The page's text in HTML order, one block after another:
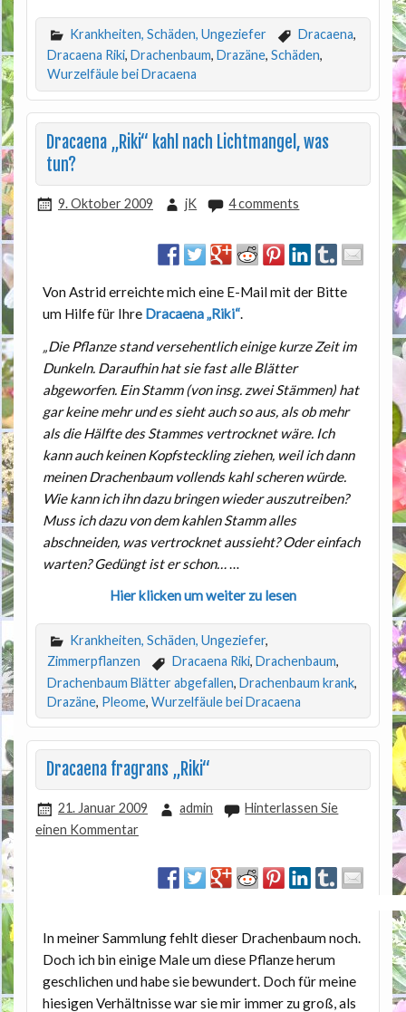
Krankheiten, Schäden, Ungeziefer Dracaena,
Dracaena Riki, Drachenbaum, Drazäne, Schäden,
Wurzelfäule bei Dracaena
Dracaena „Riki“ kahl nach Lichtmangel, was
tun?
9. Oktober 2009 jK 4 comments
Von Astrid erreichte mich eine E-Mail mit der Bitte
um Hilfe für Ihre Dracaena „Riki“.
„Die Pflanze stand versehentlich einige kurze Zeit im
Dunkeln. Daraufhin hat sie fast alle Blätter
abgeworfen. Ein Stamm (von insg. zwei Stämmen) hat
gar keine mehr und es sieht auch so aus, als ob mehr
als die Hälfte des Stammes vertrocknet wäre. Ich
kann auch keinen Kopfsteckling ziehen, weil ich dann
meinen Drachenbaum vollends kahl scheren würde.
Wie kann ich ihn dazu bringen wieder auszutreiben?
Muss ich dazu von dem kahlen Stamm alles
abschneiden, was vertrocknet aussieht? Oder einfach
warten? Gedüngt ist er schon…
Hier klicken um weiter zu lesen
Krankheiten, Schäden, Ungeziefer,
Zimmerpflanzen
Dracaena Riki, Drachenbaum,
Drachenbaum Blätter abgefallen, Drachenbaum krank,
Drazäne, Pleome, Wurzelfäule bei Dracaena
Dracaena fragrans „Riki“
21. Januar 2009 admin
Hinterlassen Sie
einen Kommentar
In meiner Sammlung fehlt dieser Drachenbaum noch.
Doch ich bin einige Male um diese Pflanze herum
geschlichen und habe sie bewundert. Doch für meine
hiesigen Verhältnisse war sie mir immer zu groß, als